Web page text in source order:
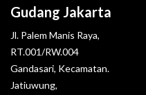
Gudang Jakarta
Jl. Palem Manis Raya,
RT.001/RW.004
Gandasari, Kecamatan.
Jatiuwung,